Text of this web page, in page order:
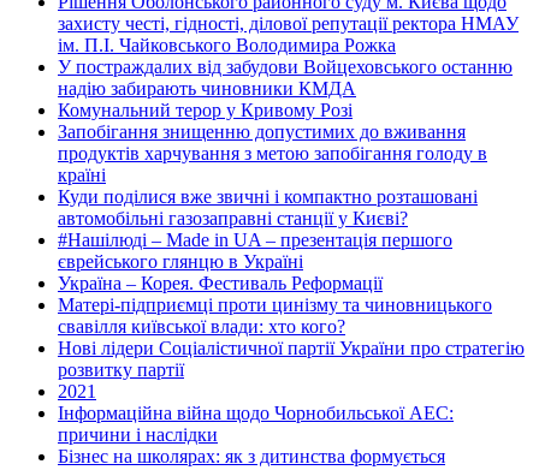
захисту честі, гідності, ділової репутації ректора НМАУ
ім. П.І. Чайковського Володимира Рожка
У постраждалих від забудови Войцеховського останню
надію забирають чиновники КМДА
Комунальний терор у Кривому Розі
Запобігання знищенню допустимих до вживання
продуктів харчування з метою запобігання голоду в
країні
Куди поділися вже звичні і компактно розташовані
автомобільні газозаправні станції у Києві?
#Нашілюді – Made in UA – презентація першого
єврейського глянцю в Україні
Україна – Корея. Фестиваль Реформації
Матері-підприємці проти цинізму та чиновницького
свавілля київської влади: хто кого?
Нові лідери Соціалістичної партії України про стратегію
розвитку партії
2021
Інформаційна війна щодо Чорнобильської АЕС:
причини і наслідки
Бізнес на школярах: як з дитинства формується